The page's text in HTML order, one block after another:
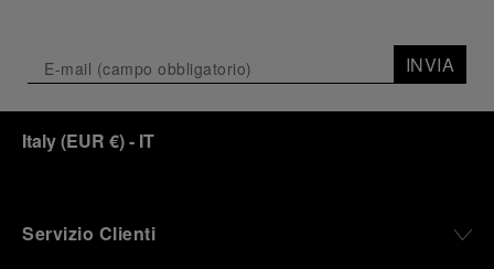
INVIA
Italy(EUR €)- IT
Servizio Clienti